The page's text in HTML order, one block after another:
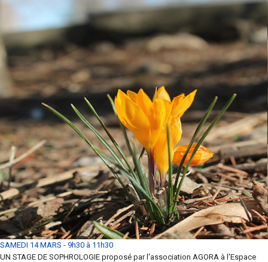
SAMEDI 14 MARS - 9h30 à 11h30
UN STAGE DE SOPHROLOGIE proposé par l'association AGORA à l'Espace